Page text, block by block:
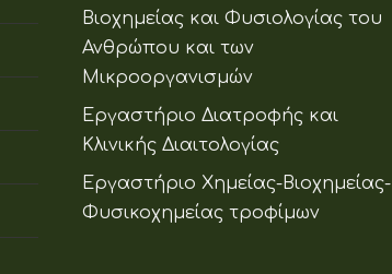
Βιοχημείας και Φυσιολογίας του
Ανθρώπου και των
Μικροοργανισμών
Εργαστήριο Διατροφής και
Κλινικής Διαιτολογίας
Εργαστήριο Χημείας-Βιοχημείας-
Φυσικοχημείας τροφίμων